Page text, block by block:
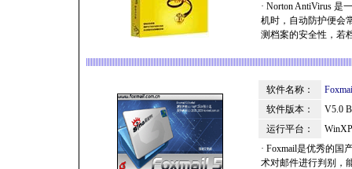
· Norton AntiVirus
机时，自动防护便会
测档案的安全性，若
软件名称：
软件版本：
V5.0
运行平台：
· Foxmail是优秀的国
术对邮件进行判别，